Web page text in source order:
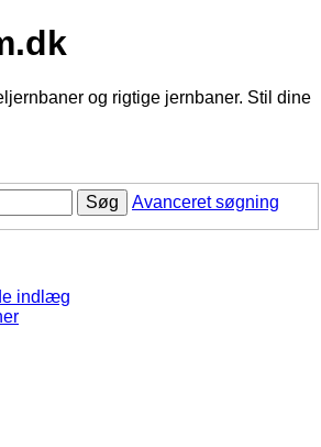
og rigtige jernbaner. Stil dine
Søg Avanceret søgning
indlæg